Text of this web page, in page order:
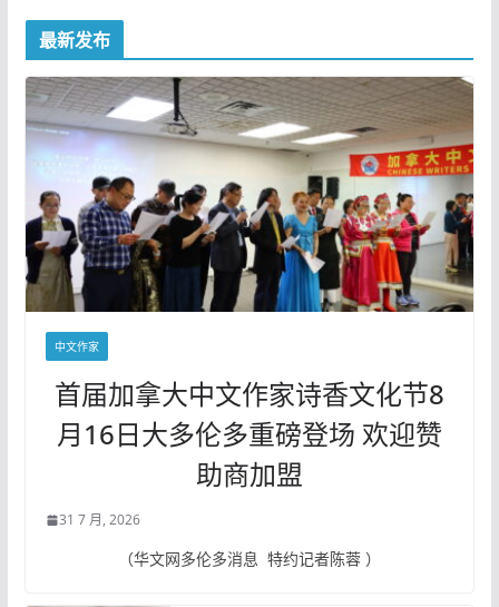
最新发布
中文作家
首届加拿大中文作家诗香文化节8
月16日大多伦多重磅登场 欢迎赞
助商加盟
31 7 月, 2026
（华文网多伦多消息 特约记者陈蓉 ）